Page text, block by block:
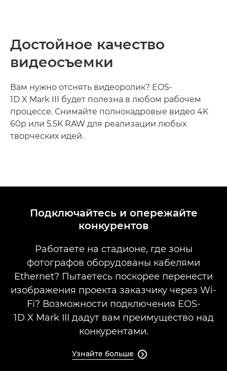
Достойное качество
видеосъемки
Вам нужно отснять видеоролик? EOS-
1D X Mark III будет полезна в любом рабочем
процессе. Снимайте полнокадровые видео 4K
60p или 5.5K RAW для реализации любых
творческих идей.
Подключайтесь и опережайте
конкурентов
Работаете на стадионе, где зоны
фотографов оборудованы кабелями
Ethernet? Пытаетесь поскорее перенести
изображения проекта заказчику через Wi-
Fi? Возможности подключения EOS-
1D X Mark III дадут вам преимущество над
конкурентами.
Узнайте больше 